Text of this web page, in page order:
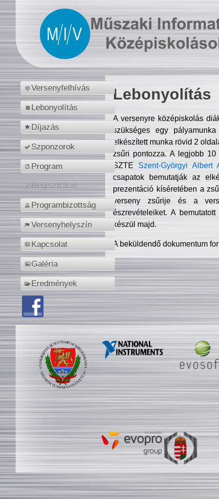
Versenyfelhívás
Lebonyolítás
Díjazás
Szponzorok
Program
Regisztráció
Programbizottság
Versenyhelyszín
Kapcsolat
Galéria
Eredmények
Lebonyolítás
A versenyre középiskolás
szükséges egy
elkészített munka rövid 2
zsűri pontozza. A legjobb
SZTE Szent-Györgyi Albert
csapatok bemutatják az
prezentáció kíséretében a
verseny zsűrije és a
észrevételeiket. A
készül majd.
A beküldendő dokumentum